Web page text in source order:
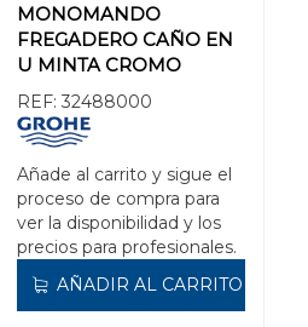
MONOMANDO
FREGADERO CAÑO EN
U MINTA CROMO
REF:32488000
Añade al carrito y sigue el
proceso de compra para
ver la disponibilidad y los
precios para profesionales.
AÑADIR AL CARRITO